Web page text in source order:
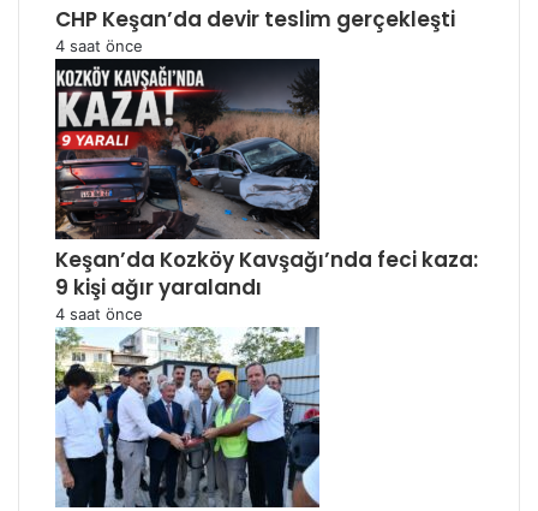
CHP Keşan’da devir teslim gerçekleşti
4 saat önce
Keşan’da Kozköy Kavşağı’nda feci kaza:
9 kişi ağır yaralandı
4 saat önce